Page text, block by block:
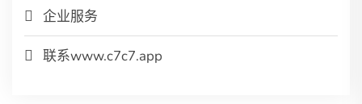
企业服务
联系www.c7c7.app